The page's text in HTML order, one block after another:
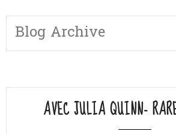
AVEC JULIA QUINN-